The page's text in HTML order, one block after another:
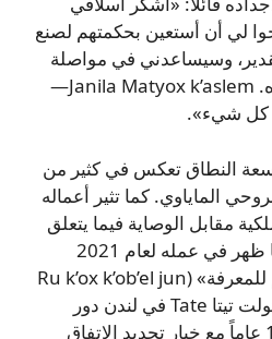
لي أن أستعين بحكمتهم لصنع
وسيساعدني في مواصلة
استكشاف العالم وأسراره. Janila Matyox k’aslem—
كل شيء».
النطاق تعكس في كثير من
الماياوي. كما تثير أعماله
مقابل الوصاية فيما يتعلق
بمجموعات المتاحف، كما ظهر في عمله لعام 2021
بعنوان «صدى شكل قديم للمعرفة» (Ru k’ox k’ob’el jun
ojer etemab’el)، حيث تولت تيتا Tate في لندن دور
القيم على العمل لمدة 13 عاماً مع خيار تجديد الاتفاق